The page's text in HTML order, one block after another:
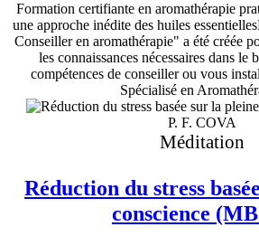
Formation certifiante en aromathérapie
une approche inédite des huiles
Conseiller en aromathérapie" a été créée
les connaissances nécessaires dans le
compétences de conseiller ou vous
Spécialisé en
P. F. COVA
Méditation
Réduction du stress
conscience